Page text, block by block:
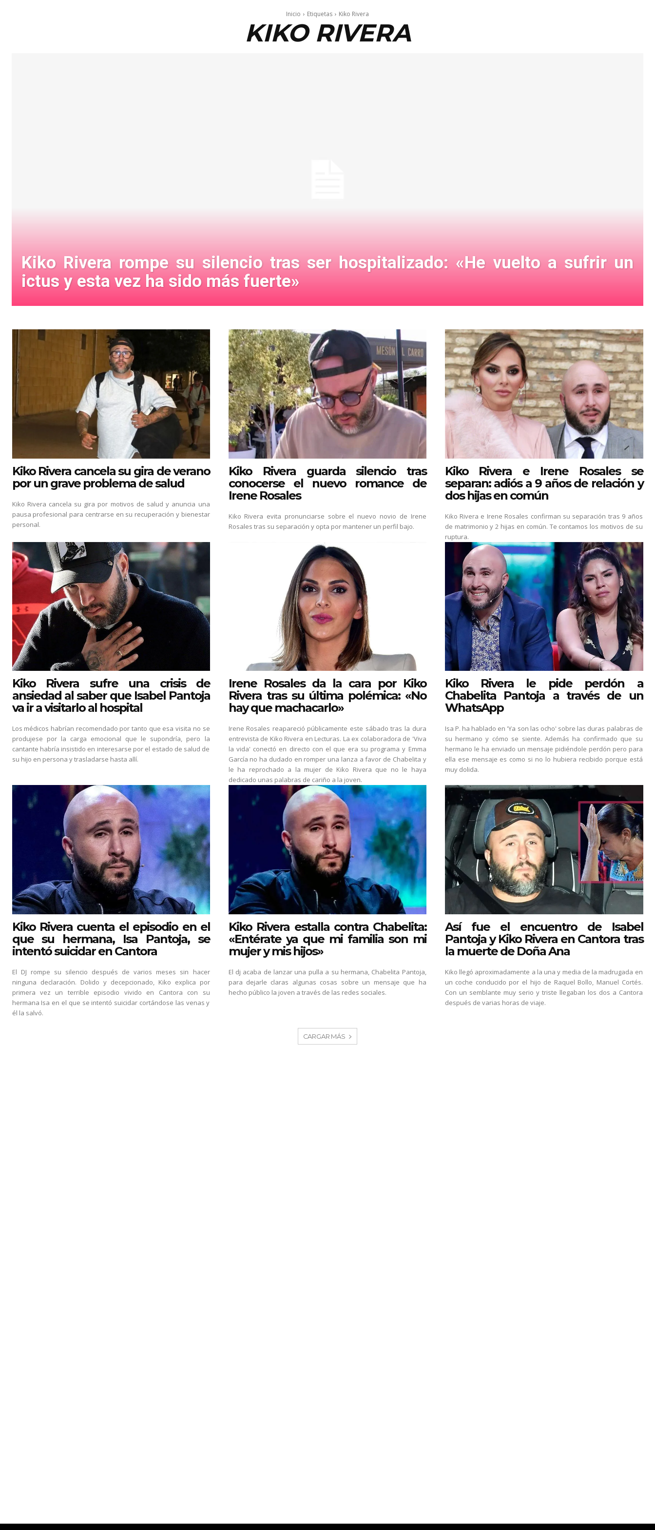
Inicio Etiquetas Kiko Rivera
KIKO RIVERA
Kiko Rivera rompe su silencio tras ser hospitalizado: «He vuelto a sufrir un
ictus y esta vez ha sido más fuerte»
Kiko Rivera cancela su gira de verano
por un grave problema de salud
Kiko Rivera cancela su gira por motivos de salud y anuncia una
pausa profesional para centrarse en su recuperación y bienestar
personal.
Kiko Rivera guarda silencio tras
conocerse el nuevo romance de
Irene Rosales
Kiko Rivera evita pronunciarse sobre el nuevo novio de Irene
Rosales tras su separación y opta por mantener un perfil bajo.
Kiko Rivera e Irene Rosales se
separan: adiós a 9 años de relación y
dos hijas en común
Kiko Rivera e Irene Rosales confirman su separación tras 9 años
de matrimonio y 2 hijas en común. Te contamos los motivos de su
ruptura.
Kiko Rivera sufre una crisis de
ansiedad al saber que Isabel Pantoja
va ir a visitarlo al hospital
Los médicos habrían recomendado por tanto que esa visita no se
produjese por la carga emocional que le supondría, pero la
cantante habría insistido en interesarse por el estado de salud de
su hijo en persona y trasladarse hasta allí.
Irene Rosales da la cara por Kiko
Rivera tras su última polémica: «No
hay que machacarlo»
Irene Rosales reapareció públicamente este sábado tras la dura
entrevista de Kiko Rivera en Lecturas. La ex colaboradora de 'Viva
la vida' conectó en directo con el que era su programa y Emma
García no ha dudado en romper una lanza a favor de Chabelita y
le ha reprochado a la mujer de Kiko Rivera que no le haya
dedicado unas palabras de cariño a la joven.
Kiko Rivera le pide perdón a
Chabelita Pantoja a través de un
WhatsApp
Isa P. ha hablado en 'Ya son las ocho' sobre las duras palabras de
su hermano y cómo se siente. Además ha confirmado que su
hermano le ha enviado un mensaje pidiéndole perdón pero para
ella ese mensaje es como si no lo hubiera recibido porque está
muy dolida.
Kiko Rivera cuenta el episodio en el
que su hermana, Isa Pantoja, se
intentó suicidar en Cantora
El DJ rompe su silencio después de varios meses sin hacer
ninguna declaración. Dolido y decepcionado, Kiko explica por
primera vez un terrible episodio vivido en Cantora con su
hermana Isa en el que se intentó suicidar cortándose las venas y
él la salvó.
Kiko Rivera estalla contra Chabelita:
«Entérate ya que mi familia son mi
mujer y mis hijos»
El dj acaba de lanzar una pulla a su hermana, Chabelita Pantoja,
para dejarle claras algunas cosas sobre un mensaje que ha
hecho público la joven a través de las redes sociales.
Así fue el encuentro de Isabel
Pantoja y Kiko Rivera en Cantora tras
la muerte de Doña Ana
Kiko llegó aproximadamente a la una y media de la madrugada en
un coche conducido por el hijo de Raquel Bollo, Manuel Cortés.
Con un semblante muy serio y triste llegaban los dos a Cantora
después de varias horas de viaje.
CARGAR MÁS